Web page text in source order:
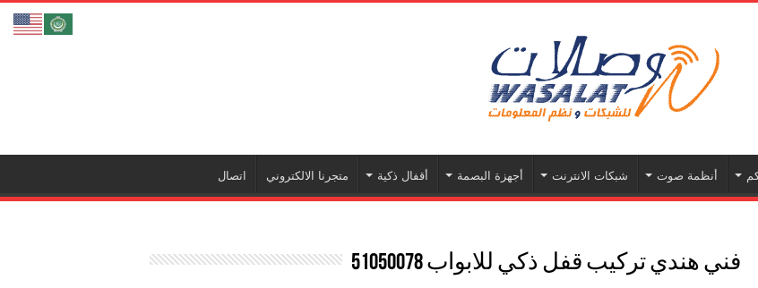
أنظمة صوت شبكات الانترنت أجهزة البصمة أقفال ذكية متجرنا الالكتروني اتصال
فني هندي تركيب قفل ذكي للابواب 51050078